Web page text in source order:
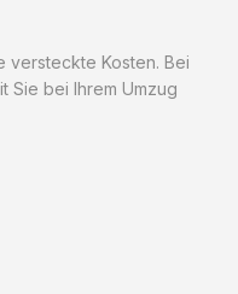
versteckte Kosten. Bei
Sie bei Ihrem Umzug